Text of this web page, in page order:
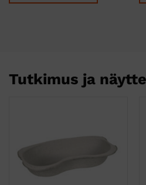
Tutkimus ja